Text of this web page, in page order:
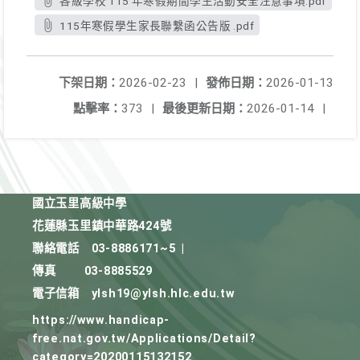
115年寒假學生家長聯繫函公告版 .pdf
發佈日期： 2026-01-13
下架日期： 2026-02-23
|
最後更新日期： 2026-01-14 |
點擊率： 373 |
國立玉里高級中學
花蓮縣玉里鎮中華路424號
聯絡電話
03-8886171~5
傳真
03-8885529
電子信箱
ylsh19@ylsh.hlc.edu.tw
https://www.handicap-
free.nat.gov.tw/Applications/Detail?